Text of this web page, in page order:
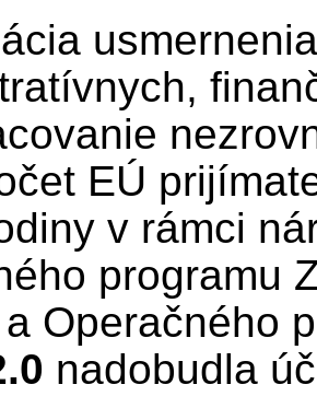
EÚ
v rámci
programu
Operačného
nadobudla